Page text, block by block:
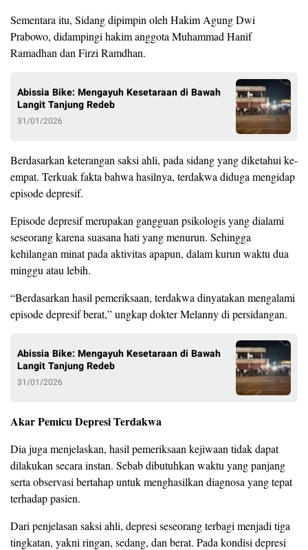
Sementara itu, Sidang dipimpin oleh Hakim Agung Dwi
Prabowo, didampingi hakim anggota Muhammad Hanif
Ramadhan dan Firzi Ramdhan.
Abissia Bike: Mengayuh Kesetaraan di Bawah
Langit Tanjung Redeb
31/01/2026
Berdasarkan keterangan saksi ahli, pada sidang yang diketahui ke-
empat. Terkuak fakta bahwa hasilnya, terdakwa diduga mengidap
episode depresif.
Episode depresif merupakan gangguan psikologis yang dialami
seseorang karena suasana hati yang menurun. Sehingga
kehilangan minat pada aktivitas apapun, dalam kurun waktu dua
minggu atau lebih.
“Berdasarkan hasil pemeriksaan, terdakwa dinyatakan mengalami
episode depresif berat,” ungkap dokter Melanny di persidangan.
Abissia Bike: Mengayuh Kesetaraan di Bawah
Langit Tanjung Redeb
31/01/2026
Akar Pemicu Depresi Terdakwa
Dia juga menjelaskan, hasil pemeriksaan kejiwaan tidak dapat
dilakukan secara instan. Sebab dibutuhkan waktu yang panjang
serta observasi bertahap untuk menghasilkan diagnosa yang tepat
terhadap pasien.
Dari penjelasan saksi ahli, depresi seseorang terbagi menjadi tiga
tingkatan, yakni ringan, sedang, dan berat. Pada kondisi depresi